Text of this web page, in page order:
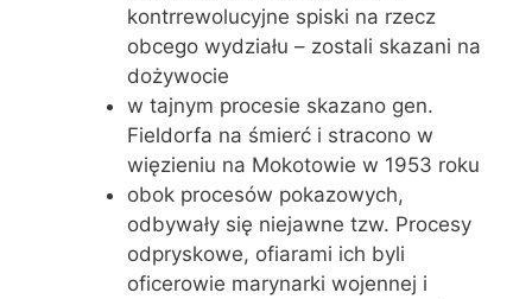
kontrrewolucyjne spiski na rzecz
obcego wydziału – zostali skazani na
dożywocie
w tajnym procesie skazano gen.
Fieldorfa na śmierć i stracono w
więzieniu na Mokotowie w 1953 roku
obok procesów pokazowych,
odbywały się niejawne tzw. Procesy
odpryskowe, ofiarami ich byli
oficerowie marynarki wojennej i